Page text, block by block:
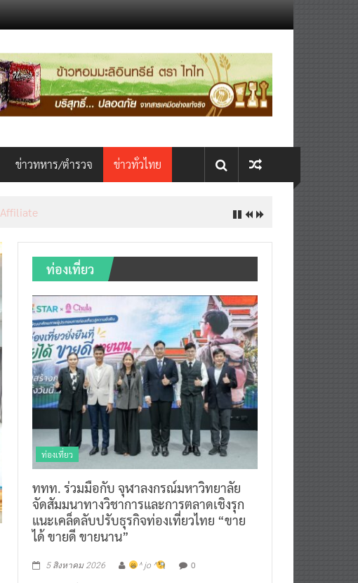
ข่าวทหาร/ตำรวจ ข่าวทั่วไทย
ท่องเที่ยว
ท่องเที่ยว
ททท. ร่วมมือกับ จุฬาลงกรณ์มหาวิทยาลัย
จัดสัมมนาทางวิชาการและการตลาดเชิงรุก
แนะเคล็ดลับปรับธุรกิจท่องเที่ยวไทย “ขาย
ได้ ขายดี ขายนาน”
5 สิงหาคม 2026 ^ jo ^ 0